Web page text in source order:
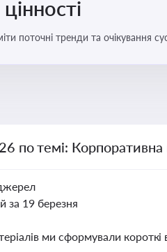
поточні тренди та очікування
по темі: Корпоративна
за 19 березня
ми сформували короткі